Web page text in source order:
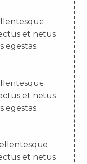
et netus
egestas.
et netus
egestas.
et netus